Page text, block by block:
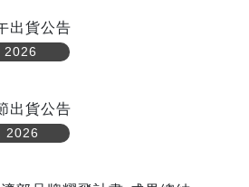
出貨公告
2026
出貨公告
2026